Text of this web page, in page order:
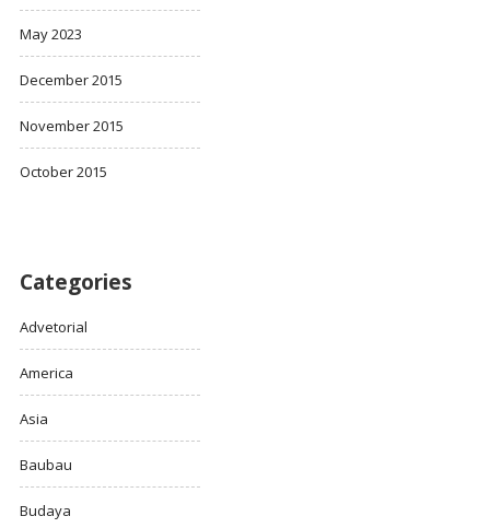
May 2023
December 2015
November 2015
October 2015
Categories
Advetorial
America
Asia
Baubau
Budaya